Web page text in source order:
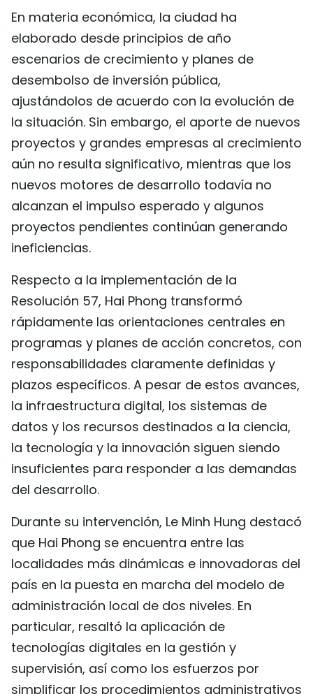
En materia económica, la ciudad ha
elaborado desde principios de año
escenarios de crecimiento y planes de
desembolso de inversión pública,
ajustándolos de acuerdo con la evolución de
la situación. Sin embargo, el aporte de nuevos
proyectos y grandes empresas al crecimiento
aún no resulta significativo, mientras que los
nuevos motores de desarrollo todavía no
alcanzan el impulso esperado y algunos
proyectos pendientes continúan generando
ineficiencias.
Respecto a la implementación de la
Resolución 57, Hai Phong transformó
rápidamente las orientaciones centrales en
programas y planes de acción concretos, con
responsabilidades claramente definidas y
plazos específicos. A pesar de estos avances,
la infraestructura digital, los sistemas de
datos y los recursos destinados a la ciencia,
la tecnología y la innovación siguen siendo
insuficientes para responder a las demandas
del desarrollo.
Durante su intervención, Le Minh Hung destacó
que Hai Phong se encuentra entre las
localidades más dinámicas e innovadoras del
país en la puesta en marcha del modelo de
administración local de dos niveles. En
particular, resaltó la aplicación de
tecnologías digitales en la gestión y
supervisión, así como los esfuerzos por
simplificar los procedimientos administrativos